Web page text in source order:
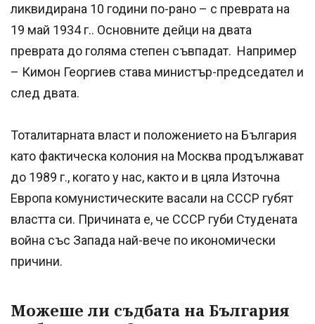
ликвидирана 10 години по-рано – с преврата на
19 май 1934 г.. Основните дейци на двата
преврата до голяма степен съвпадат. Например
– Кимон Георгиев става министър-председател и
след двата.
Тоталитарната власт и положението на България
като фактическа колония на Москва продължават
до 1989 г., когато у нас, както и в цяла Източна
Европа комунистическите васали на СССР губят
властта си. Причината е, че СССР губи Студената
война със Запада най-вече по икономически
причини.
Можеше ли съдбата на България